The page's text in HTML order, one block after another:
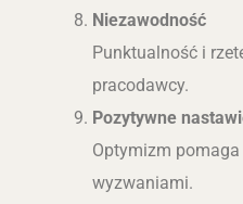
Niezawodność
Punktualność i
pracodawcy.
Pozytywne
Optymizm
wyzwaniami.